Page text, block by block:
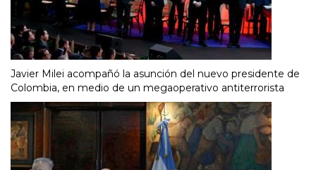
Javier Milei acompañó la asunción del nuevo presidente de
Colombia, en medio de un megaoperativo antiterrorista